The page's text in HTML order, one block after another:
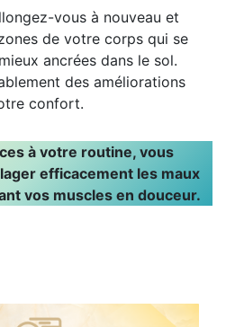
vous à nouveau et
de votre corps qui se
ancrées dans le sol.
des améliorations
confort.
à votre routine, vous
efficacement les maux
vos muscles en douceur.